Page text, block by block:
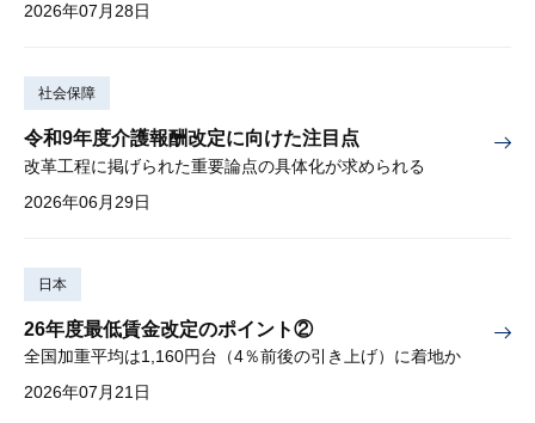
2026年07月28日
社会保障
令和9年度介護報酬改定に向けた注目点
改革工程に掲げられた重要論点の具体化が求められる
2026年06月29日
日本
26年度最低賃金改定のポイント②
全国加重平均は1,160円台（4％前後の引き上げ）に着地か
2026年07月21日